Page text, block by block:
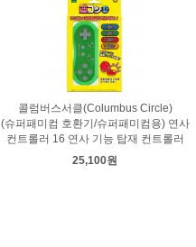
콜럼버스서클(Columbus Circle)
(슈퍼패미컴 호환기/슈퍼패미컴용) 연사
컨트롤러 16 연사 기능 탑재 컨트롤러
25,100원